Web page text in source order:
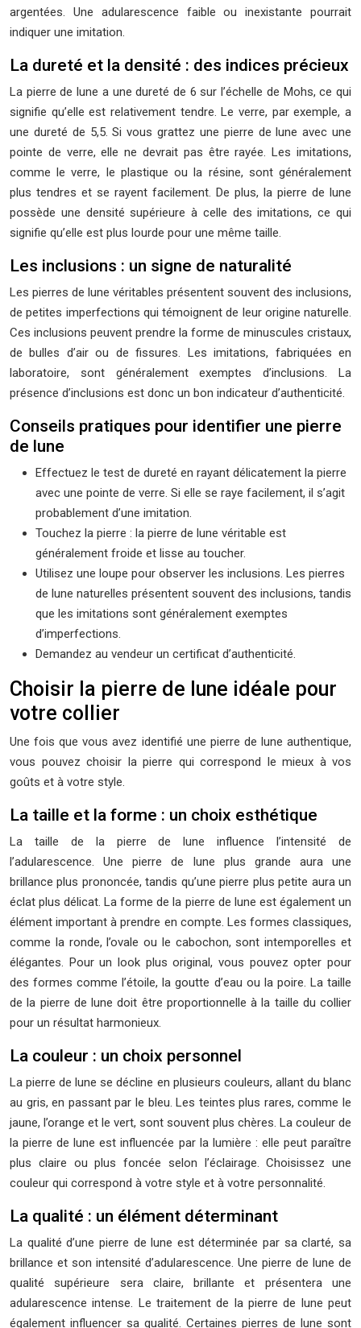
argentées. Une adularescence faible ou inexistante pourrait
indiquer une imitation.
La dureté et la densité : des indices précieux
La pierre de lune a une dureté de 6 sur l’échelle de Mohs, ce qui
signifie qu’elle est relativement tendre. Le verre, par exemple, a
une dureté de 5,5. Si vous grattez une pierre de lune avec une
pointe de verre, elle ne devrait pas être rayée. Les imitations,
comme le verre, le plastique ou la résine, sont généralement
plus tendres et se rayent facilement. De plus, la pierre de lune
possède une densité supérieure à celle des imitations, ce qui
signifie qu’elle est plus lourde pour une même taille.
Les inclusions : un signe de naturalité
Les pierres de lune véritables présentent souvent des inclusions,
de petites imperfections qui témoignent de leur origine naturelle.
Ces inclusions peuvent prendre la forme de minuscules cristaux,
de bulles d’air ou de fissures. Les imitations, fabriquées en
laboratoire, sont généralement exemptes d’inclusions. La
présence d’inclusions est donc un bon indicateur d’authenticité.
Conseils pratiques pour identifier une pierre
de lune
Effectuez le test de dureté en rayant délicatement la pierre
avec une pointe de verre. Si elle se raye facilement, il s’agit
probablement d’une imitation.
Touchez la pierre : la pierre de lune véritable est
généralement froide et lisse au toucher.
Utilisez une loupe pour observer les inclusions. Les pierres
de lune naturelles présentent souvent des inclusions, tandis
que les imitations sont généralement exemptes
d’imperfections.
Demandez au vendeur un certificat d’authenticité.
Choisir la pierre de lune idéale pour
votre collier
Une fois que vous avez identifié une pierre de lune authentique,
vous pouvez choisir la pierre qui correspond le mieux à vos
goûts et à votre style.
La taille et la forme : un choix esthétique
La taille de la pierre de lune influence l’intensité de
l’adularescence. Une pierre de lune plus grande aura une
brillance plus prononcée, tandis qu’une pierre plus petite aura un
éclat plus délicat. La forme de la pierre de lune est également un
élément important à prendre en compte. Les formes classiques,
comme la ronde, l’ovale ou le cabochon, sont intemporelles et
élégantes. Pour un look plus original, vous pouvez opter pour
des formes comme l’étoile, la goutte d’eau ou la poire. La taille
de la pierre de lune doit être proportionnelle à la taille du collier
pour un résultat harmonieux.
La couleur : un choix personnel
La pierre de lune se décline en plusieurs couleurs, allant du blanc
au gris, en passant par le bleu. Les teintes plus rares, comme le
jaune, l’orange et le vert, sont souvent plus chères. La couleur de
la pierre de lune est influencée par la lumière : elle peut paraître
plus claire ou plus foncée selon l’éclairage. Choisissez une
couleur qui correspond à votre style et à votre personnalité.
La qualité : un élément déterminant
La qualité d’une pierre de lune est déterminée par sa clarté, sa
brillance et son intensité d’adularescence. Une pierre de lune de
qualité supérieure sera claire, brillante et présentera une
adularescence intense. Le traitement de la pierre de lune peut
également influencer sa qualité. Certaines pierres de lune sont